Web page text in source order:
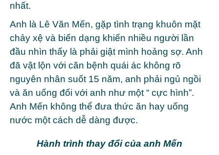
nhất.
Anh là Lê Văn Mến, gặp tình trạng khuôn mặt
chảy xệ và biến dạng khiến nhiều người lần
đầu nhìn thấy là phải giật mình hoảng sợ. Anh
đã vật lộn với căn bệnh quái ác không rõ
nguyên nhân suốt 15 năm, anh phải ngủ ngồi
và ăn uống đối với anh như một “ cực hình”.
Anh Mến không thể đưa thức ăn hay uống
nước một cách dễ dàng được.
Hành trình thay đổi của anh Mến